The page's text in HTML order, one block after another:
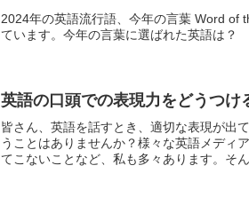
2024年の英語流行語、今年の言葉 Word of
ています。今年の言葉に選ばれた英語は？
英語の口頭での表現力をどうつけ
皆さん、英語を話すとき、適切な表現が出
うことはありませんか？様々な英語メディ
てこないことなど、私も多々あります。そ